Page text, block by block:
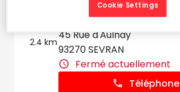
2.4 km
DP PIECES AUTO
45 Rue d'Aulnay
93270 SEVRAN
Fermé actuellement
Téléphone
Cookie Settings